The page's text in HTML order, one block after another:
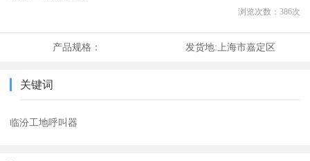
浏览次数： 386次
产品规格： 发货地:上海市嘉定区
关键词
临汾工地呼叫器